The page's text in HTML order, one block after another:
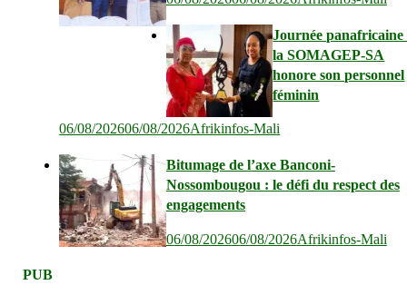
Journée panafricaine
la SOMAGEP-SA
honore son personnel
féminin
06/08/202606/08/2026Afrikinfos-Mali
Bitumage de l’axe Banconi-
Nossombougou : le défi du respect des
engagements
06/08/202606/08/2026Afrikinfos-Mali
PUB